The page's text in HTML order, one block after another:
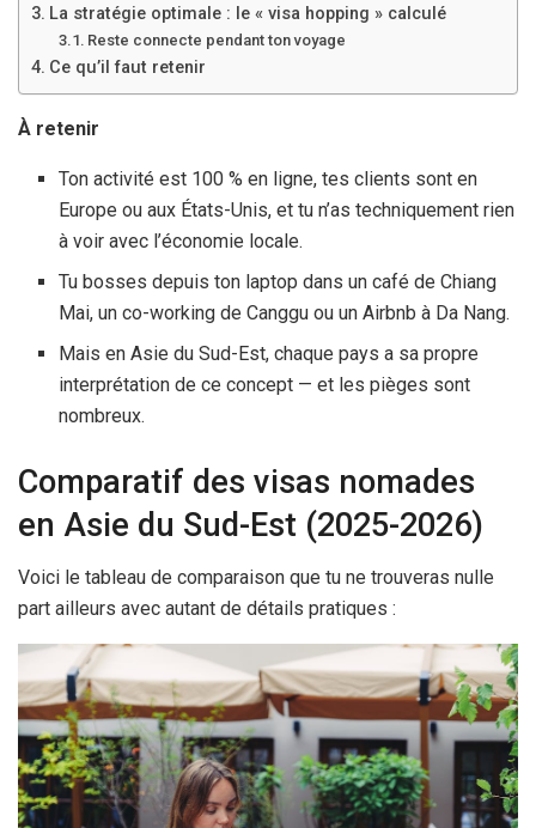
La stratégie optimale : le « visa hopping » calculé
Reste connecte pendant ton voyage
Ce qu’il faut retenir
À retenir
Ton activité est 100 % en ligne, tes clients sont en
Europe ou aux États-Unis, et tu n’as techniquement rien
à voir avec l’économie locale.
Tu bosses depuis ton laptop dans un café de Chiang
Mai, un co-working de Canggu ou un Airbnb à Da Nang.
Mais en Asie du Sud-Est, chaque pays a sa propre
interprétation de ce concept — et les pièges sont
nombreux.
Comparatif des visas nomades
en Asie du Sud-Est (2025-2026)
Voici le tableau de comparaison que tu ne trouveras nulle
part ailleurs avec autant de détails pratiques :